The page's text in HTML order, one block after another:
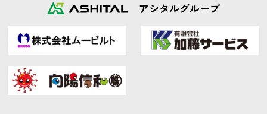
アシタルグループ